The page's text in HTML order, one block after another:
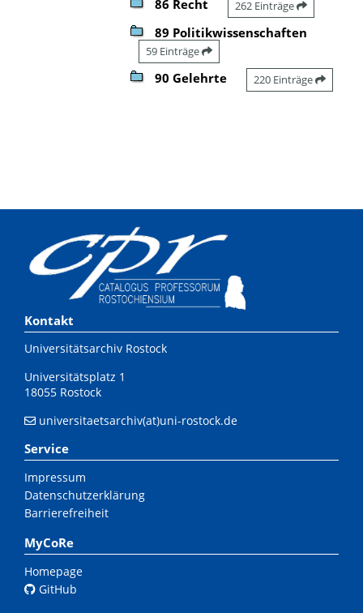
86 Recht 262 Einträge
89 Politikwissenschaften
59 Einträge
90 Gelehrte 220 Einträge
Kontakt
Universitätsarchiv Rostock
Universitätsplatz 1
18055 Rostock
universitaetsarchiv(at)uni-rostock.de
Service
Impressum
Datenschutzerklärung
Barrierefreiheit
MyCoRe
Homepage
GitHub